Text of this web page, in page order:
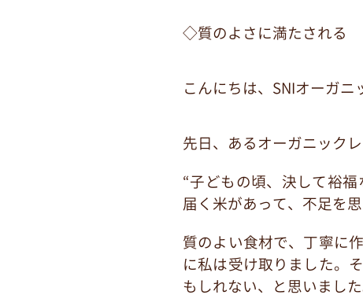
◇質のよさに満たされる
こんにちは、SNIオーガニ
先日、あるオーガニック
“子どもの頃、決して裕
届く米があって、不足を
質のよい食材で、丁寧に
に私は受け取りました。
もしれない、と思いました